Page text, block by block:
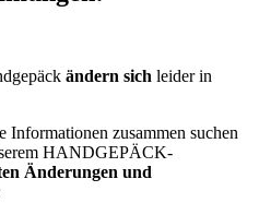
ändern sich leider in
zusammen suchen
HANDGEPÄCK-
Änderungen und